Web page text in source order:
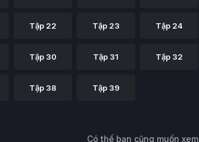
Tập 22 Tập 23 Tập 24
Tập 30 Tập 31 Tập 32
Tập 38 Tập 39
Có thể bạn cũng muốn xem